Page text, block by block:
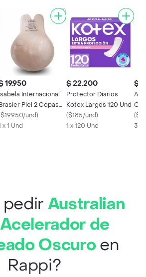
19.950
Internacional
Piel 2 Copas
L
$19950/und)
x 1 Und
$ 22.200
Protector Diarios
Kotex Largos 120 Und
($185/und)
1 x 120 Und
$
(
3 X
pedir Australian
de
Oscuroen
Rappi?